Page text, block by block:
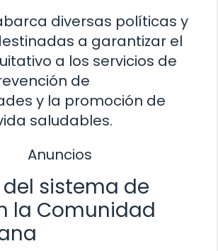
diversas políticas y
a garantizar el
a los servicios de
de
y la promoción de
saludables.
Anuncios
sistema de
la Comunidad